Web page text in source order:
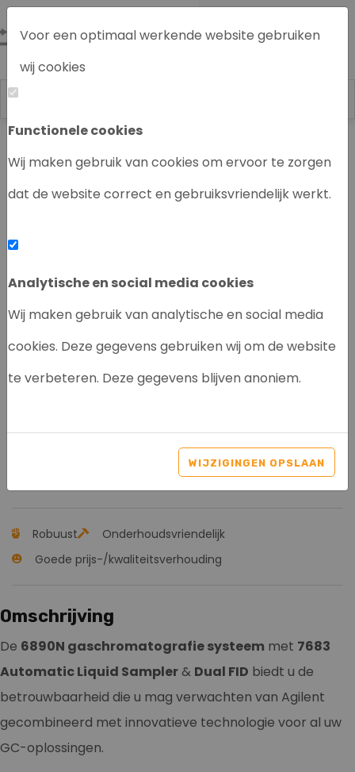
Voor een optimaal werkende website gebruiken
wij cookies
Functionele cookies
Wij maken gebruik van cookies om ervoor te zorgen
dat de website correct en gebruiksvriendelijk werkt.
Analytische en social media cookies
Wij maken gebruik van analytische en social media
cookies. Deze gegevens gebruiken wij om de website
te verbeteren. Deze gegevens blijven anoniem.
WIJZIGINGEN OPSLAAN
Labrecycling Chromatografie instrumenten
‹
7683B ALS + DUAL FID
Robuust
Onderhoudsvriendelijk
Goede prijs-/kwaliteitsverhouding
Omschrijving
De 6890N gaschromatografie systeem met 7683
Automatic Liquid Sampler& Dual FID biedt u de
betrouwbaarheid die u mag verwachten van Agilent
gecombineerd met innovatieve technologie voor al uw
GC-oplossingen.